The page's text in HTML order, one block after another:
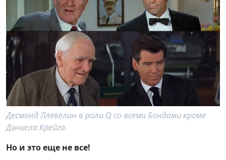
Десмонд Ллевелин в роли Q со всеми Бондами кроме
Дэниела Крейга.
Но и это еще не все!